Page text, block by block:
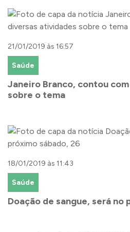
21/01/2019 às 16:57
Saúde
Janeiro Branco, contou
sobre o tema
18/01/2019 às 11:43
Saúde
Doação de sangue, será no